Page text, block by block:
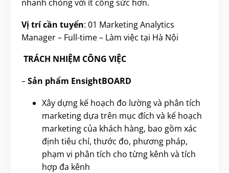
nhanh chóng với ít công sức hơn.
Vị trí cần tuyển: 01 Marketing Analytics
Manager – Full-time – Làm việc tại Hà Nội
TRÁCH NHIỆM CÔNG VIỆC
–Sản phẩm EnsightBOARD
Xây dựng kế hoạch đo lường và phân tích
marketing dựa trên mục đích và kế hoạch
marketing của khách hàng, bao gồm xác
định tiêu chí, thước đo, phương pháp,
phạm vi phân tích cho từng kênh và tích
hợp đa kênh